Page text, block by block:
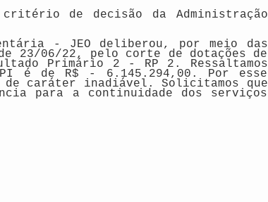
critério de decisão da Administração
- JEO deliberou, por meio das
23/06/22, pelo corte de dotações de
Primário 2 - RP 2. Ressaltamos
é de R$ - 6.145.294,00. Por esse
de caráter inadiável. Solicitamos que
para a continuidade dos serviços